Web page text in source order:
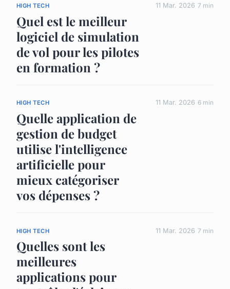
HIGH TECH
Quel est le meilleur
logiciel de simulation
de vol pour les pilotes
en formation ?
11 Mar. 2026 7 min
HIGH TECH
Quelle application de
gestion de budget
utilise l'intelligence
artificielle pour
mieux catégoriser
vos dépenses ?
11 Mar. 2026 6 min
HIGH TECH
Quelles sont les
meilleures
applications pour
11 Mar. 2026 7 min